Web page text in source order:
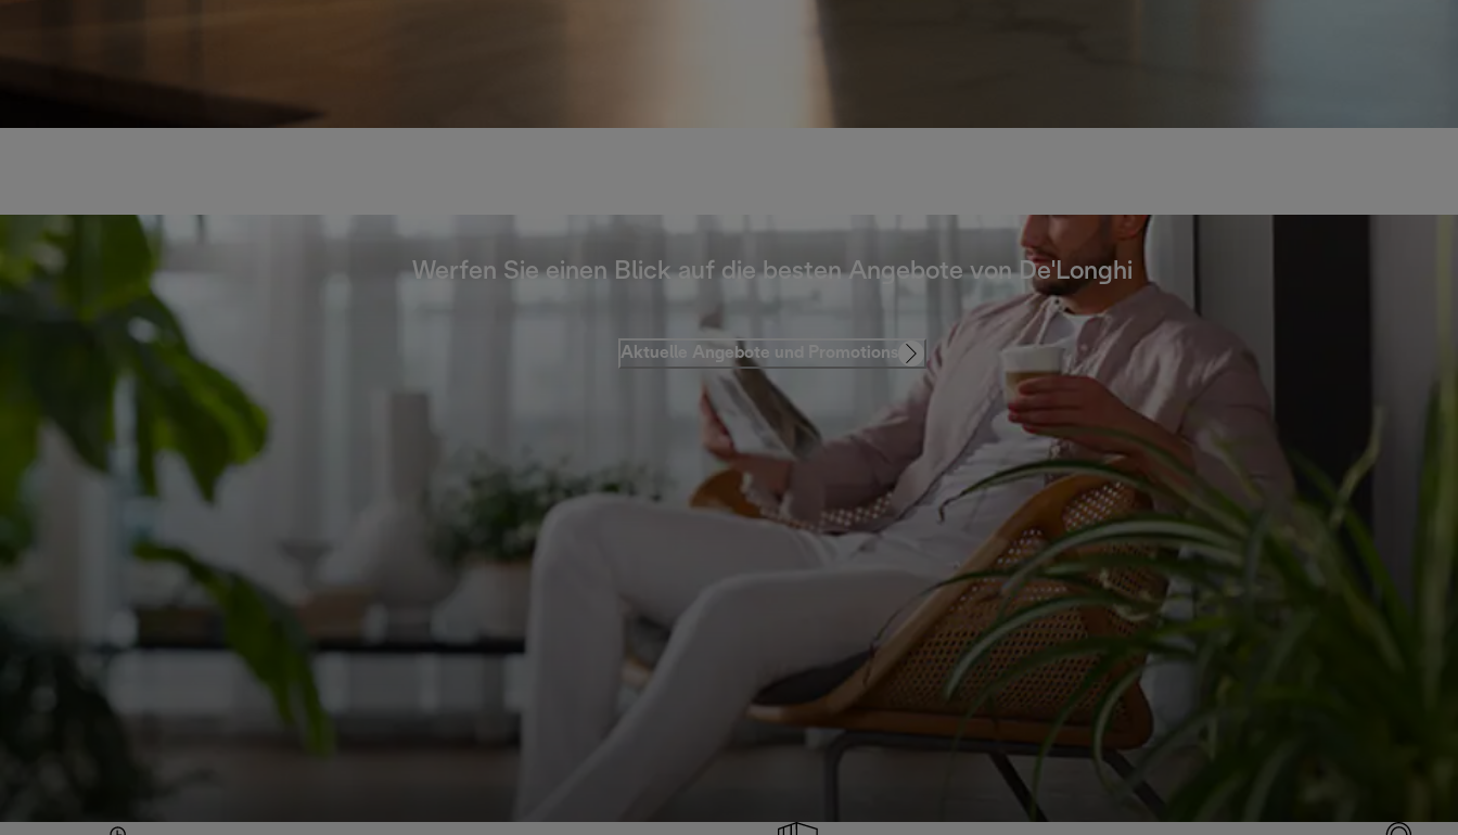
Werfen Sie einen Blick auf die besten Angebote von De'Longhi
Aktuelle Angebote und Promotions